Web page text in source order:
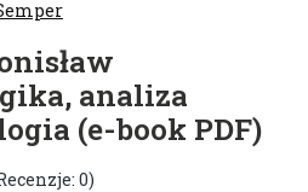
analiza
(e-book PDF)
0)